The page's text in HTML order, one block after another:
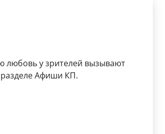
любовь у зрителей вызывают
Афиши КП.